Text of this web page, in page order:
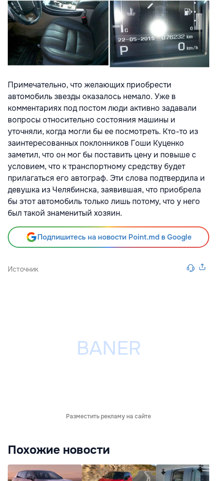
Примечательно, что желающих приобрести
автомобиль звезды оказалось немало. Уже в
комментариях под постом люди активно задавали
вопросы относительно состояния машины и
уточняли, когда могли бы ее посмотреть. Кто-то из
заинтересованных поклонников Гоши Куценко
заметил, что он мог бы поставить цену и повыше с
условием, что к транспортному средству будет
прилагаться его автограф. Эти слова подтвердила и
девушка из Челябинска, заявившая, что приобрела
бы этот автомобиль только лишь потому, что у него
был такой знаменитый хозяин.
Подпишитесь на новости Point.md в Google
Источник
Разместить рекламу на сайте
Похожие новости